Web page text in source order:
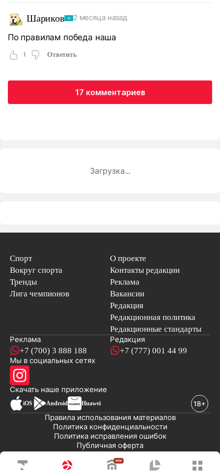
Шариков 2 месяца назад
По правилам победа наша
1 Ответить
17 комментариев
Загрузка...
Спорт
Вокруг спорта
Тренды
Лига чемпионов
О проекте
Контакты редакции
Реклама
Вакансии
Редакция
Редакционная политика
Редакционные стандарты
Реклама
+7 (700) 3 888 188
Редакция
+7 (777) 001 44 99
Мы в социальных сетях
Скачать наше приложениеновостей
iOS Android Huawei
Публичная оферта
Политика исправления ошибок
Политика конфиденциальности
Правила использования материалов